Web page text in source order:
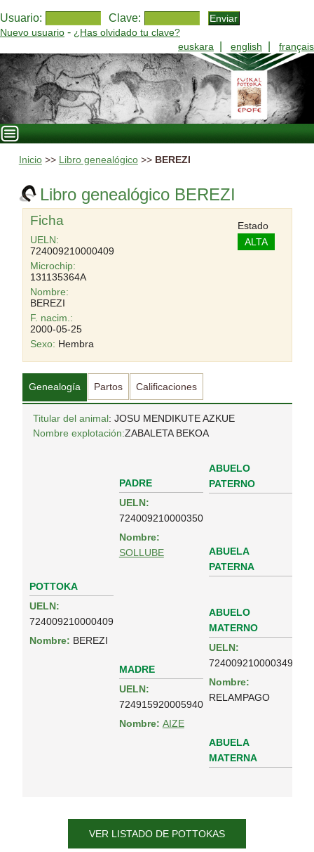
Usuario: Clave:
Nuevo usuario - ¿Has olvidado tu clave?
euskara
english français
Inicio>> Libro genealógico>> BEREZI
Libro genealógico BEREZI
Ficha
UELN:
724009210000409
Microchip:
131135364A
Nombre:
BEREZI
F. nacim.:
2000-05-25
Sexo: Hembra
Estado
ALTA
Genealogía Partos Calificaciones
Titular del animal: JOSU MENDIKUTE AZKUE
Nombre explotación:ZABALETA BEKOA
POTTOKA
UELN:
724009210000409
Nombre: BEREZI
PADRE
UELN:
724009210000350
Nombre:
SOLLUBE
ABUELO
PATERNO
ABUELA
PATERNA
MADRE
UELN:
724915920005940
Nombre: AIZE
ABUELO
MATERNO
UELN:
724009210000349
Nombre:
RELAMPAGO
ABUELA
MATERNA
VER LISTADO DE POTTOKAS